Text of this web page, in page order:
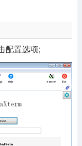
配置选项;